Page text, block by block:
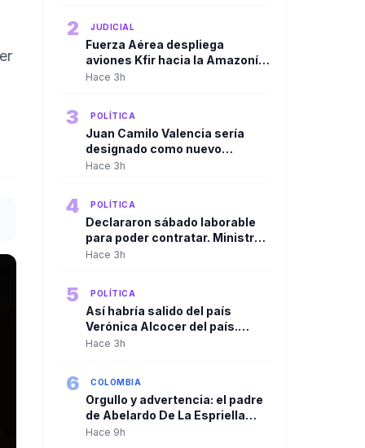
Abelardo De La Espriella
2 JUDICIAL
Fuerza Aérea despliega
aviones Kfir hacia la Amazonía
tras consejo de seguridad del
Hace 3h
3 POLÍTICA
Juan Camilo Valencia sería
designado como nuevo
director de la Agencia Nacional
Hace 3h
4 POLÍTICA
Declararon sábado laborable
para poder contratar. Ministro
de Agricultura cuestionó
más de $250.000 millones
Hace 3h
5 POLÍTICA
Así habría salido del país
Verónica Alcocer del país.
Gustavo Petro la habría llevado
Hace 3h
6 COLOMBIA
Orgullo y advertencia: el padre
de Abelardo De La Espriella
habla tras la posesión de su
Hace 9h